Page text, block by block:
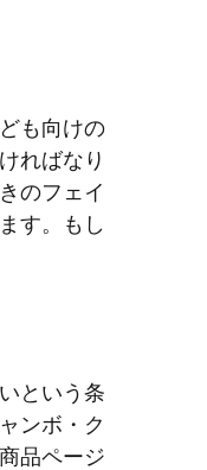
も向けの
ればなり
のフェイ
す。もし
という条
ンボ・ク
品ページ